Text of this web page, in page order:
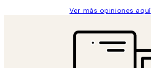
Ver más opiniones aquí